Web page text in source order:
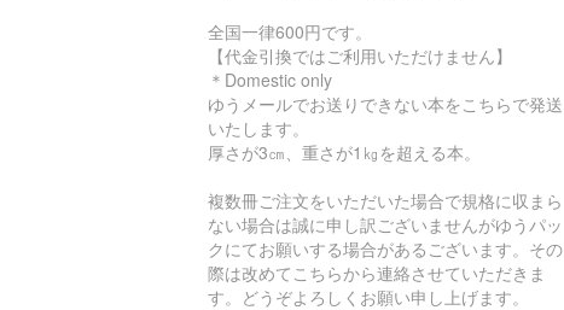
全国一律600円です。
【代金引換ではご利用いただけません】
＊Domestic only
ゆうメールでお送りできない本をこちらで発送
いたします。
厚さが3㎝、重さが1㎏を超える本。
複数冊ご注文をいただいた場合で規格に収まら
ない場合は誠に申し訳ございませんがゆうパッ
クにてお願いする場合があるございます。その
際は改めてこちらから連絡させていただきま
す。どうぞよろしくお願い申し上げます。